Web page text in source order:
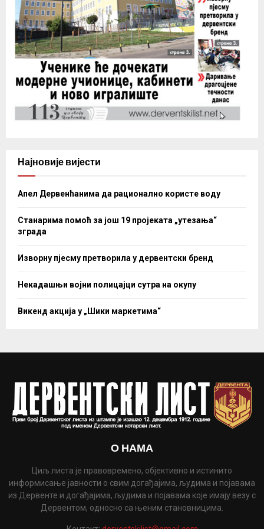
Најновије вијести
Апел Дервенћанима да рационално користе воду
Станарима помоћ за још 19 пројеката „утезања“
зграда
Изворну пјесму претворила у дервентски бренд
Некадашњи војни полицајци сутра на окупу
Викенд акција у „Шики маркетима“
О НАМА
Циљ листа је правовремено, објективно и истинито
информисање јавности о свим догађајима, људима и појавама
из Дервенте и догађајима, људима и појавама које имају везу с
Дервентом, односно са њеним становницима.